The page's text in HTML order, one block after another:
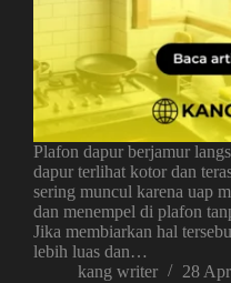
Plafon dapur berjamur
dapur terlihat kotor dan
sering muncul karena uap
dan menempel di plafon
Jika membiarkan hal
lebih luas dan…
kang writer
28